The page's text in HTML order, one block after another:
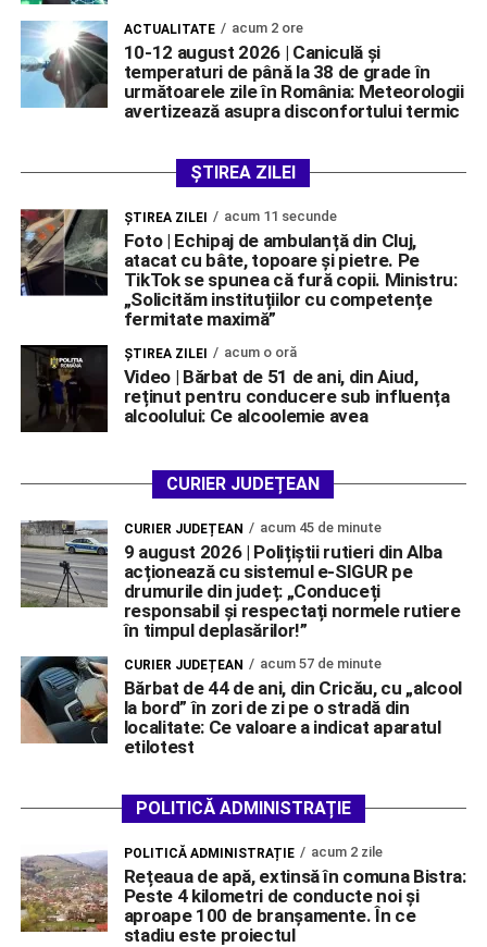
ACTUALITATE acum 2 ore
10-12 august 2026 | Caniculă și
temperaturi de până la 38 de grade în
următoarele zile în România: Meteorologii
avertizează asupra disconfortului termic
ȘTIREA ZILEI
ŞTIREA ZILEI acum 11 secunde
Foto | Echipaj de ambulanță din Cluj,
atacat cu bâte, topoare și pietre. Pe
TikTok se spunea că fură copii. Ministru:
„Solicităm instituțiilor cu competențe
fermitate maximă”
ŞTIREA ZILEI acum o oră
Video | Bărbat de 51 de ani, din Aiud,
reținut pentru conducere sub influența
alcoolului: Ce alcoolemie avea
CURIER JUDEȚEAN
CURIER JUDEȚEAN acum 45 de minute
9 august 2026 | Polițiștii rutieri din Alba
acționează cu sistemul e-SIGUR pe
drumurile din județ: „Conduceți
responsabil și respectați normele rutiere
în timpul deplasărilor!”
CURIER JUDEȚEAN acum 57 de minute
Bărbat de 44 de ani, din Cricău, cu „alcool
la bord” în zori de zi pe o stradă din
localitate: Ce valoare a indicat aparatul
etilotest
POLITICĂ ADMINISTRAȚIE
POLITICĂ ADMINISTRAȚIE acum 2 zile
Rețeaua de apă, extinsă în comuna Bistra:
Peste 4 kilometri de conducte noi și
aproape 100 de branșamente. În ce
stadiu este proiectul